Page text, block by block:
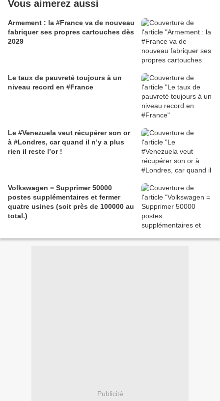
Vous aimerez aussi
Armement : la #France va de nouveau
fabriquer ses propres cartouches dès
2029
Le taux de pauvreté toujours à un
niveau record en #France
Le #Venezuela veut récupérer son or
à #Londres, car quand il n’y a plus
rien il reste l’or !
Volkswagen = Supprimer 50000
postes supplémentaires et fermer
quatre usines (soit près de 100000 au
total.)
Publicité